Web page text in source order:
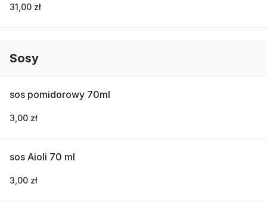
31,00 zł
Sosy
sos pomidorowy 70ml
3,00 zł
sos Aioli 70 ml
3,00 zł